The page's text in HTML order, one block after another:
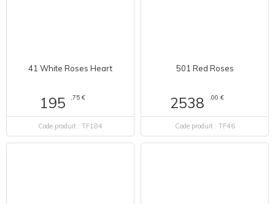
41 White Roses Heart
195 ,75 €
Code produit : TF184
501 Red Roses
2538 ,00 €
Code produit : TF46